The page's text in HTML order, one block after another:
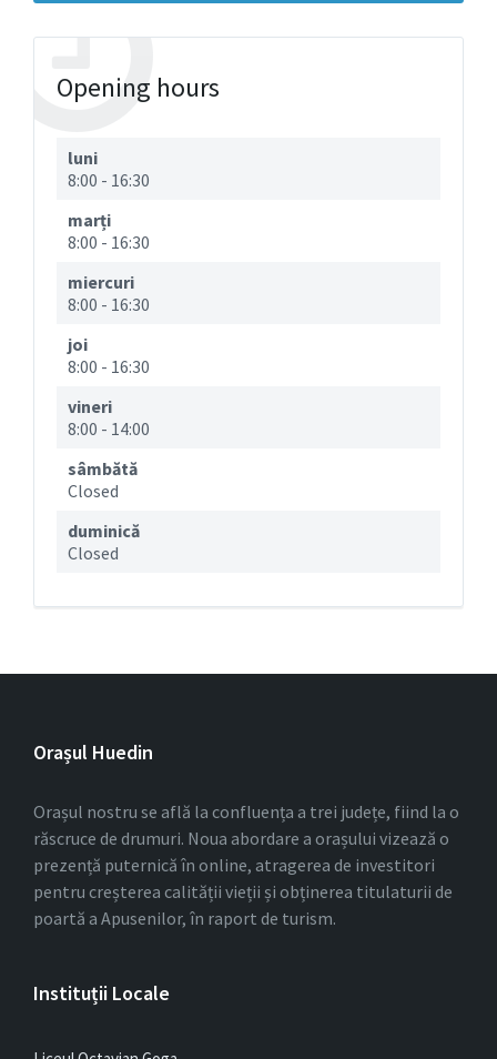
Opening hours
luni
8:00 - 16:30
marți
8:00 - 16:30
miercuri
8:00 - 16:30
joi
8:00 - 16:30
vineri
8:00 - 14:00
sâmbătă
Closed
duminică
Closed
Orașul Huedin
Orașul nostru se află la confluența a trei județe, fiind la o
răscruce de drumuri. Noua abordare a orașului vizează o
prezență puternică în online, atragerea de investitori
pentru creșterea calității vieții și obținerea titulaturii de
poartă a Apusenilor, în raport de turism.
Instituții Locale